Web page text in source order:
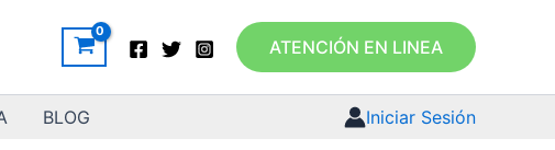
ATENCIÓN EN LINEA
BLOG Iniciar Sesión